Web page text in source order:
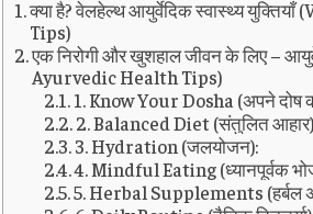
क्या है? वेलहेल्थ आयुर्वेदिक स्वास्थ्य
Tips)
एक निरोगी और खुशहाल जीवन के लिए –
Ayurvedic Health Tips)
1. Know Your Dosha (अपने दोष
2. Balanced Diet (संतुलित
3. Hydration (जलयोजन):
4. Mindful Eating (ध्यानपूर्वक
5. Herbal Supplements (हर्बल